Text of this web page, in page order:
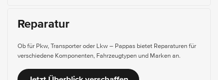
Reparatur
Ob für Pkw, Transporter oder Lkw – Pappas bietet Reparaturen für
verschiedene Komponenten, Fahrzeugtypen und Marken an.